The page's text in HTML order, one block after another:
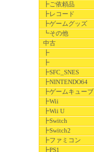
┣ご依頼品
┣レコード
┣ゲームグッズ
┗その他
中古
┣
┣
┣SFC_SNES
┣NINTENDO64
┣ゲームキューブ
┣Wii
┣Wii U
┣Switch
┣Switch2
┣ファミコン
┣PS1